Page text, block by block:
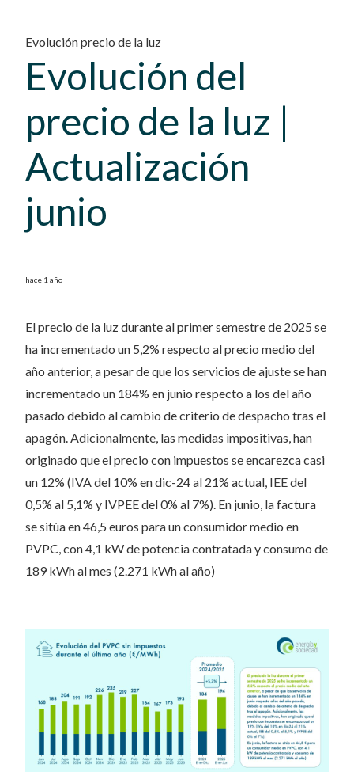
Evolución precio de la luz
Evolución del
precio de la luz |
Actualización
junio
hace 1 año
El precio de la luz durante al primer semestre de 2025 se
ha incrementado un 5,2% respecto al precio medio del
año anterior, a pesar de que los servicios de ajuste se han
incrementado un 184% en junio respecto a los del año
pasado debido al cambio de criterio de despacho tras el
apagón. Adicionalmente, las medidas impositivas, han
originado que el precio con impuestos se encarezca casi
un 12% (IVA del 10% en dic-24 al 21% actual, IEE del
0,5% al 5,1% y IVPEE del 0% al 7%). En junio, la factura
se sitúa en 46,5 euros para un consumidor medio en
PVPC, con 4,1 kW de potencia contratada y consumo de
189 kWh al mes (2.271 kWh al año)